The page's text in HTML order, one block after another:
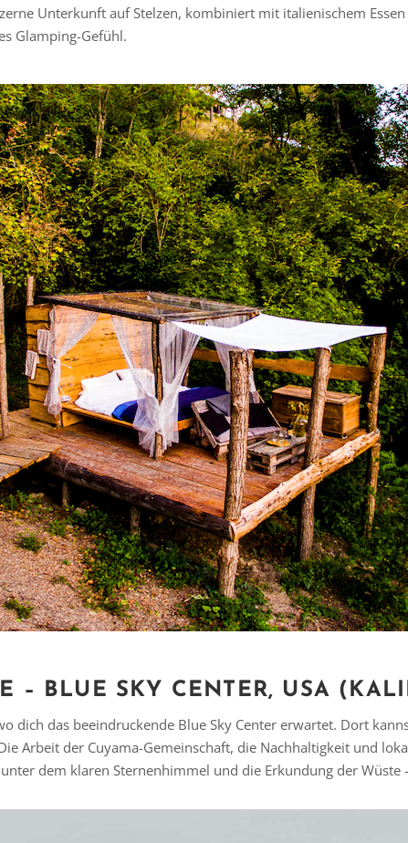
Unterkunft auf Stelzen, kombiniert mit italienischem
Glamping-Gefühl.
– BLUE SKY CENTER, USA
dich das beeindruckende Blue Sky Center erwartet. Dort
Arbeit der Cuyama-Gemeinschaft, die Nachhaltigkeit und
dem klaren Sternenhimmel und die Erkundung der
Vielen Dank für das Abonnieren unseres